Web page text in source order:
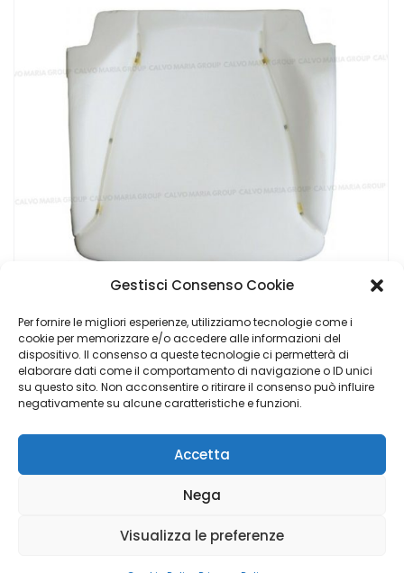
Gestisci Consenso Cookie
Per fornire le migliori esperienze, utilizziamo tecnologie come i
cookie per memorizzare e/o accedere alle informazioni del
dispositivo. Il consenso a queste tecnologie ci permetterà di
elaborare dati come il comportamento di navigazione o ID unici
su questo sito. Non acconsentire o ritirare il consenso può influire
negativamente su alcune caratteristiche e funzioni.
Accetta
Nega
Visualizza le preferenze
Imbottitura Seduta Sedile Anteriore Lancia Phedra / Peugeot 806 – Nuova
44,90€
Calvo Maria Group di Napoli Elisabetta - P.I. 02048840769 |
Copyright © 2023 Luigi Adinolfi ADV &
& Cyber Security Consultant- All Rights Reserved